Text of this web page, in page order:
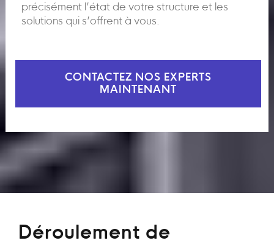
précisément l’état de votre structure et les
solutions qui s’offrent à vous.
CONTACTEZ NOS EXPERTS
MAINTENANT
Déroulement de